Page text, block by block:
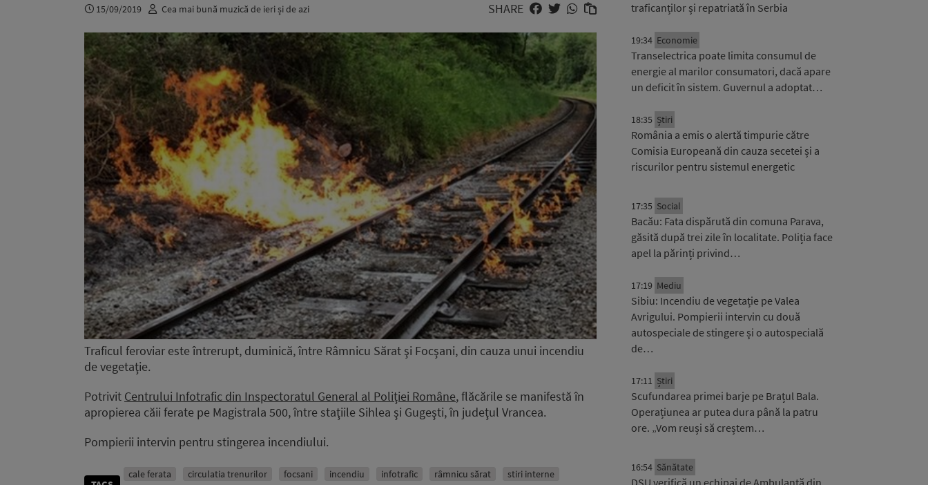
15/09/2019 Cea mai bună muzică de ieri și de azi SHARE
Traficul feroviar este întrerupt, duminică, între Râmnicu Sărat şi Focşani, din cauza unui incendiu
de vegetaţie.
Potrivit Centrului Infotrafic din Inspectoratul General al Poliţiei Române, flăcările se manifestă în
apropierea căii ferate pe Magistrala 500, între staţiile Sihlea şi Gugeşti, în judeţul Vrancea.
Pompierii intervin pentru stingerea incendiului.
cale ferata circulatia trenurilor focsani incendiu infotrafic râmnicu sărat
stiri interne
traficanților și repatriată în Serbia
19:34 Economie
Transelectrica poate limita consumul de
energie al marilor consumatori, dacă apare
un deficit în sistem. Guvernul a adoptat…
18:35 Știri
România a emis o alertă timpurie către
Comisia Europeană din cauza secetei și a
riscurilor pentru sistemul energetic
17:35 Social
Bacău: Fata dispărută din comuna Parava,
găsită după trei zile în localitate. Poliția face
apel la părinți privind…
17:19 Mediu
Sibiu: Incendiu de vegetație pe Valea
Avrigului. Pompierii intervin cu două
autospeciale de stingere și o autospecială
de…
17:11 Știri
Scufundarea primei barje pe Brațul Bala.
Operațiunea ar putea dura până la patru
ore. „Vom reuși să creștem…
16:54 Sănătate
DSU verifică un echipaj de Ambulanță din